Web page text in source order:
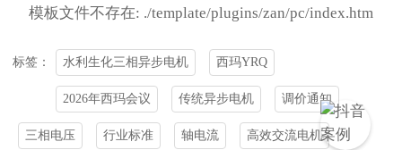
模板文件不存在: ./template/plugins/zan/pc/index.htm
标签： 水利生化三相异步电机 西玛YRQ
2026年西玛会议 传统异步电机 调价通知
三相电压 行业标准 轴电流 高效交流电机